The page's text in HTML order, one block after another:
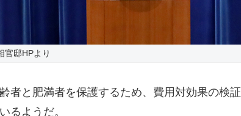
官邸HPより
者と肥満者を保護するため、費用対効果の検証
るようだ。